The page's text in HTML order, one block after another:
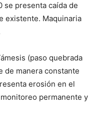
se presenta caída de
existente. Maquinaria
(paso quebrada
de manera constante
erosión en el
permanente y